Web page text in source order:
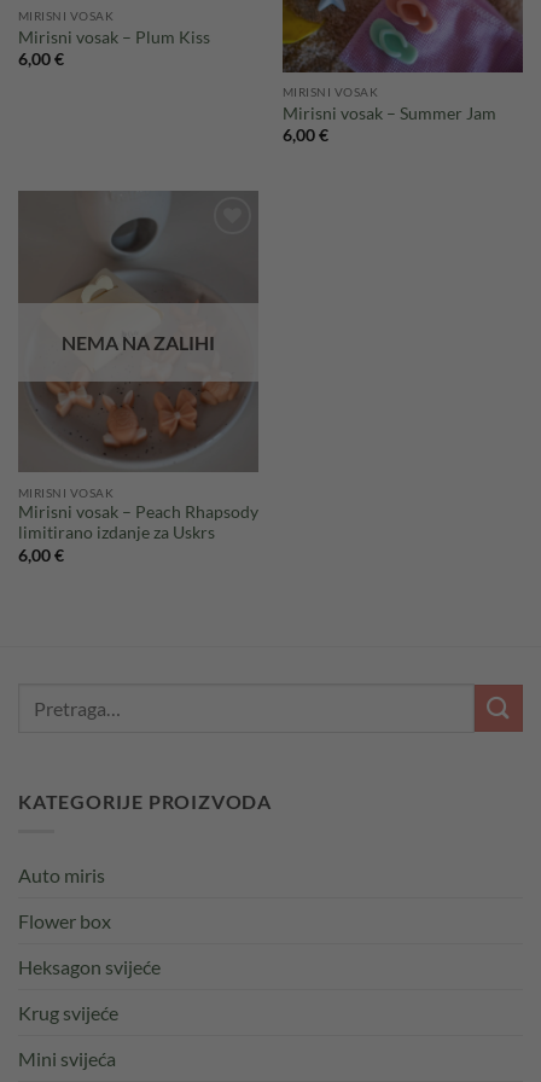
MIRISNI VOSAK
Mirisni vosak – Plum Kiss
6,00€
MIRISNI VOSAK
Mirisni vosak – Summer Jam
6,00€
NEMA NA ZALIHI
MIRISNI VOSAK
Mirisni vosak – Peach Rhapsody
limitirano izdanje za Uskrs
6,00€
KATEGORIJE PROIZVODA
Auto miris
Flower box
Heksagon svijeće
Krug svijeće
Mini svijeća